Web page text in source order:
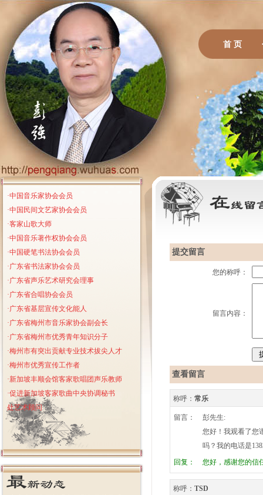
首 页
·中国音乐家协会会员
·中国民间文艺家协会会员
·客家山歌大师
·中国音乐著作权协会会员
·中国硬笔书法协会会员
·广东省书法家协会会员
·广东省声乐艺术研究会理事
·广东省合唱协会会员
·广东省基层宣传文化能人
·广东省梅州市音乐家协会副会长
·广东省梅州市优秀青年知识分子
·梅州市有突出贡献专业技术拔尖人才
·梅州市优秀宣传工作者
·新加坡丰顺会馆客家歌唱团声乐教师
·促进新加坡客家歌曲中央协调秘书
处艺术顾问
提交留言
您的称呼：
留言内容：
查看留言
称呼： 常乐
留言：
彭先生:
您好！我观看了您
吗？我的电话是
回复：
您好，感谢您的信
称呼： TSD